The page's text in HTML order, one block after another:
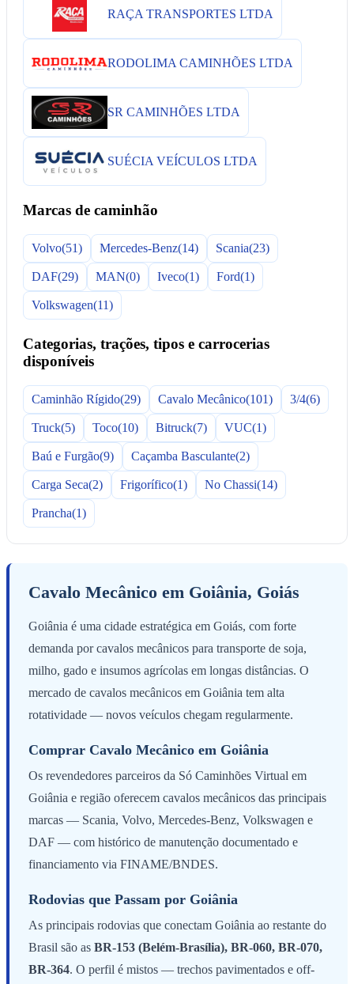
RAÇA TRANSPORTES LTDA
RODOLIMA CAMINHÕES LTDA
SR CAMINHÕES LTDA
SUÉCIA VEÍCULOS LTDA
Marcas de caminhão
Volvo(51) Mercedes-Benz(14) Scania(23)
DAF(29) MAN(0) Iveco(1) Ford(1)
Volkswagen(11)
Categorias, trações, tipos e carrocerias
disponíveis
Caminhão Rígido(29) Cavalo Mecânico(101) 3/4(6)
Truck(5) Toco(10) Bitruck(7) VUC(1)
Baú e Furgão(9) Caçamba Basculante(2)
Carga Seca(2) Frigorífico(1) No Chassi(14)
Prancha(1)
Cavalo Mecânico em Goiânia, Goiás
Goiânia é uma cidade estratégica em Goiás, com forte
demanda por cavalos mecânicos para transporte de soja,
milho, gado e insumos agrícolas em longas distâncias. O
mercado de cavalos mecânicos em Goiânia tem alta
rotatividade — novos veículos chegam regularmente.
Comprar Cavalo Mecânico em Goiânia
Os revendedores parceiros da Só Caminhões Virtual em
Goiânia e região oferecem cavalos mecânicos das principais
marcas — Scania, Volvo, Mercedes-Benz, Volkswagen e
DAF — com histórico de manutenção documentado e
financiamento via FINAME/BNDES.
Rodovias que Passam por Goiânia
As principais rodovias que conectam Goiânia ao restante do
Brasil são as BR-153 (Belém-Brasília), BR-060, BR-070,
BR-364. O perfil é mistos — trechos pavimentados e off-